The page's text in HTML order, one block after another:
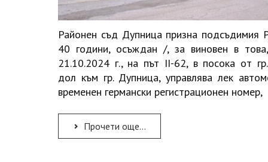
Районен съд Дупница призна подсъдимия
40 години, осъждан /, за виновен в
21.10.2024 г., на път II-62, в посока от
дол към гр. Дупница, управлява лек
временен германски регистрационен номер,
Прочети още...